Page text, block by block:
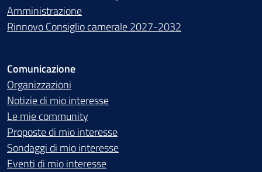
Amministrazione
Rinnovo Consiglio camerale 2027-2032
Comunicazione
Organizzazioni
Notizie di mio interesse
Le mie community
Proposte di mio interesse
Sondaggi di mio interesse
Eventi di mio interesse